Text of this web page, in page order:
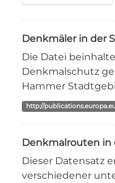
Denkmäler in der
Die Datei
Denkmalschutz
Hammer
http://
Denkmalrouten in
Dieser Datensatz
verschiedener